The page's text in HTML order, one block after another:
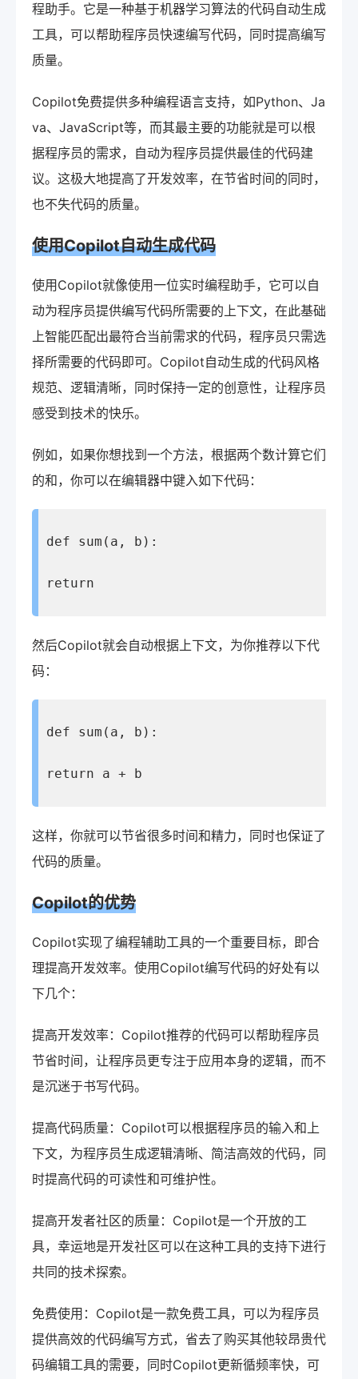
程助手。它是一种基于机器学习算法的代码自动生成
工具，可以帮助程序员快速编写代码，同时提高编写
质量。
Copilot免费提供多种编程语言支持，如Python、Ja
va、JavaScript等，而其最主要的功能就是可以根
据程序员的需求，自动为程序员提供最佳的代码建
议。这极大地提高了开发效率，在节省时间的同时，
也不失代码的质量。
使用Copilot自动生成代码
使用Copilot就像使用一位实时编程助手，它可以自
动为程序员提供编写代码所需要的上下文，在此基础
上智能匹配出最符合当前需求的代码，程序员只需选
择所需要的代码即可。Copilot自动生成的代码风格
规范、逻辑清晰，同时保持一定的创意性，让程序员
感受到技术的快乐。
例如，如果你想找到一个方法，根据两个数计算它们
的和，你可以在编辑器中键入如下代码：
def sum(a, b):
return
然后Copilot就会自动根据上下文，为你推荐以下代
码：
def sum(a, b):
return a + b
这样，你就可以节省很多时间和精力，同时也保证了
代码的质量。
Copilot的优势
Copilot实现了编程辅助工具的一个重要目标，即合
理提高开发效率。使用Copilot编写代码的好处有以
下几个：
提高开发效率：Copilot推荐的代码可以帮助程序员
节省时间，让程序员更专注于应用本身的逻辑，而不
是沉迷于书写代码。
提高代码质量：Copilot可以根据程序员的输入和上
下文，为程序员生成逻辑清晰、简洁高效的代码，同
时提高代码的可读性和可维护性。
提高开发者社区的质量：Copilot是一个开放的工
具，幸运地是开发社区可以在这种工具的支持下进行
共同的技术探索。
免费使用：Copilot是一款免费工具，可以为程序员
提供高效的代码编写方式，省去了购买其他较昂贵代
码编辑工具的需要，同时Copilot更新循频率快，可